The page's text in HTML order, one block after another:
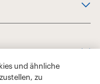
und ähnliche
zu